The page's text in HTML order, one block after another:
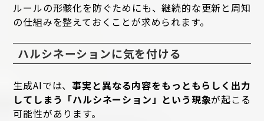
ルールの形骸化を防ぐためにも、継続的な更新と周知
の仕組みを整えておくことが求められます。
ハルシネーションに気を付ける
生成AIでは、事実と異なる内容をもっともらしく出力
してしまう「ハルシネーション」という現象が起こる
可能性があります。